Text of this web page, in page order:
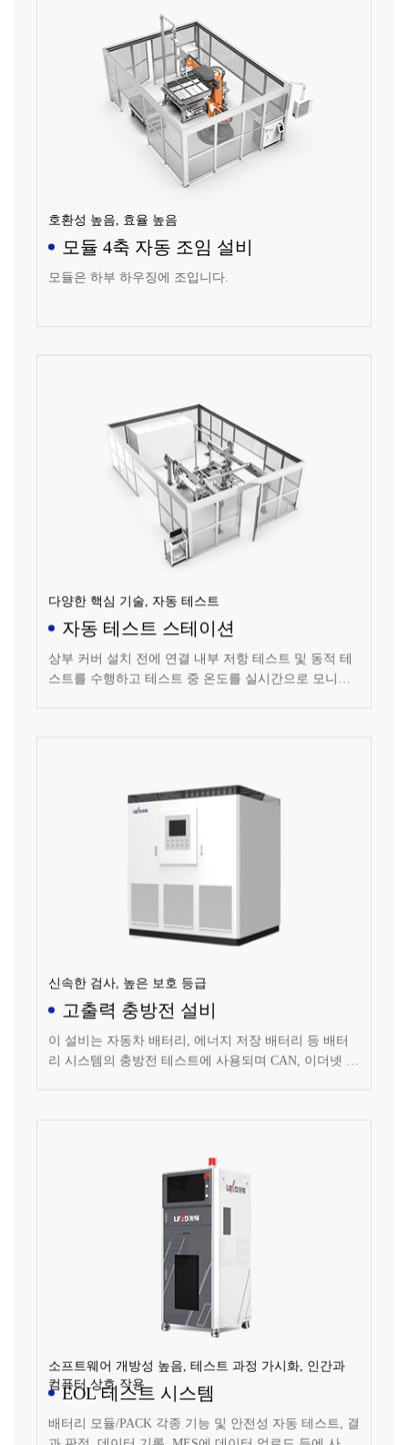
호환성 높음, 효율 높음
모듈 4축 자동 조임 설비
모듈은 하부 하우징에 조입니다.
다양한 핵심 기술, 자동 테스트
자동 테스트 스테이션
상부 커버 설치 전에 연결 내부 저항 테스트 및 동적 테
스트를 수행하고 테스트 중 온도를 실시간으로 모니터
신속한 검사, 높은 보호 등급
고출력 충방전 설비
이 설비는 자동차 배터리, 에너지 저장 배터리 등 배터
리 시스템의 충방전 테스트에 사용되며 CAN, 이더넷 등
소프트웨어 개방성 높음, 테스트 과정 가시화, 인간과
컴퓨터 상호 작용
EOL 테스트 시스템
배터리 모듈/PACK 각종 기능 및 안전성 자동 테스트, 결
과 판정, 데이터 기록, MES에 데이터 업로드 등에 사용